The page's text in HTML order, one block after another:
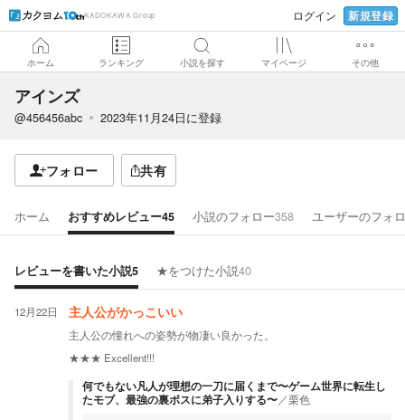
KADOKAWA Group ログイン 新規登録
ホーム ランキング 小説を探す マイページ その他
アインズ
@456456abc 2023年11月24日に登録
フォロー 共有
ホーム おすすめレビュー45 小説のフォロー358 ユーザーのフォ
レビューを書いた小説5 ★をつけた小説40
12月22日 主人公がかっこいい
主人公の憧れへの姿勢が物凄い良かった。
★★★ Excellent!!!
何でもない凡人が理想の一刀に届くまで〜ゲーム世界に転生し
たモブ、最強の裏ボスに弟子入りする〜／栗色